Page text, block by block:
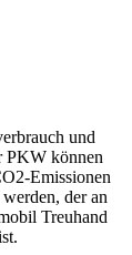
und
PKW können
Emissionen
der an
Treuhand